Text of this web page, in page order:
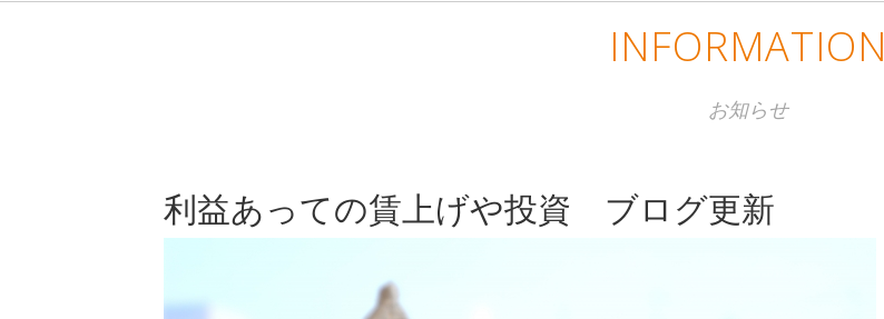
INFORMATION
お知らせ
利益あっての賃上げや投資 ブログ更新